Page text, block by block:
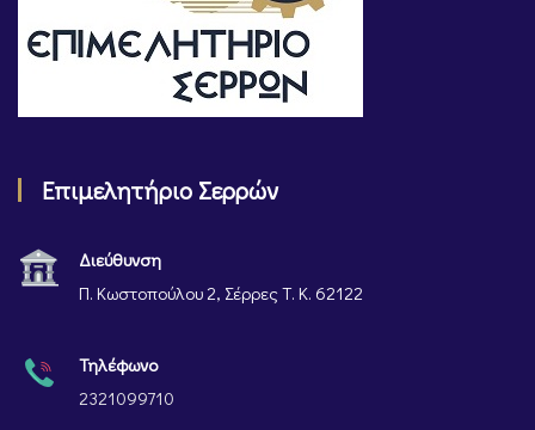
Επιμελητήριο Σερρών
Διεύθυνση
Π. Κωστοπούλου 2, Σέρρες Τ. Κ. 62122
Τηλέφωνο
2321099710